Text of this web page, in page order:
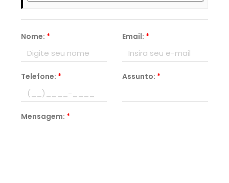
Nome: * Email: *
Telefone: * Assunto: *
Mensagem: *